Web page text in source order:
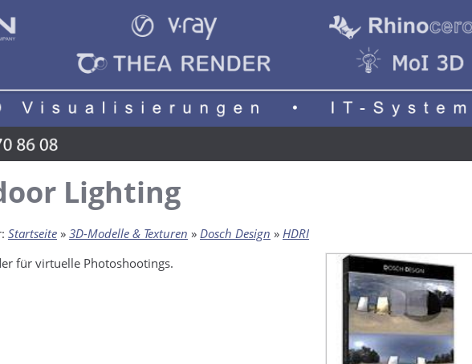
Lighting
Startseite » 3D-Modelle & Texturen » Dosch Design » HDRI
für virtuelle Photoshootings.